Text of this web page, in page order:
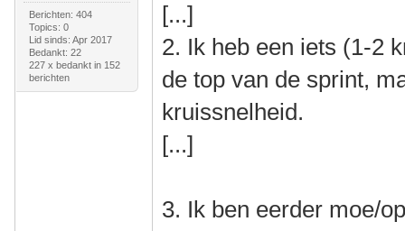
Berichten: 404
Topics: 0
Lid sinds: Apr 2017
Bedankt: 22
227 x bedankt in 152
berichten
[...]
2. Ik heb een iets (1-2
de top van de sprint,
kruissnelheid.
[...]
3. Ik ben eerder moe/